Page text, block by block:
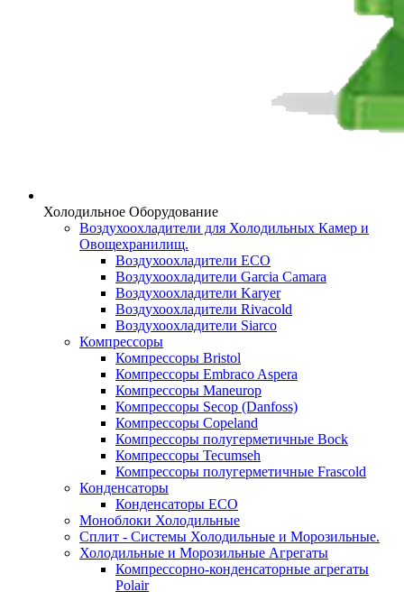
Холодильное Оборудование
Воздухоохладители для Холодильных Камер и
Овощехранилищ.
Воздухоохладители ECO
Воздухоохладители Garcia Camara
Воздухоохладители Karyer
Воздухоохладители Rivacold
Воздухоохладители Siarco
Компрессоры
Компрессоры Bristol
Компрессоры Embraco Aspera
Компрессоры Maneurop
Компрессоры Secop (Danfoss)
Компрессоры Copeland
Компрессоры полугерметичные Bock
Компрессоры Tecumseh
Компрессоры полугерметичные Frascold
Конденсаторы
Конденсаторы ECO
Моноблоки Холодильные
Сплит - Системы Холодильные и Морозильные.
Холодильные и Морозильные Агрегаты
Компрессорно-конденсаторные агрегаты
Polair